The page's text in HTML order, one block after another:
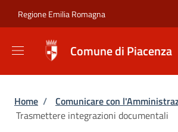
Regione Emilia Romagna
Comune di Piacenza
Briciole di pane
Home / Comunicare con
Trasmettere integrazioni documentali